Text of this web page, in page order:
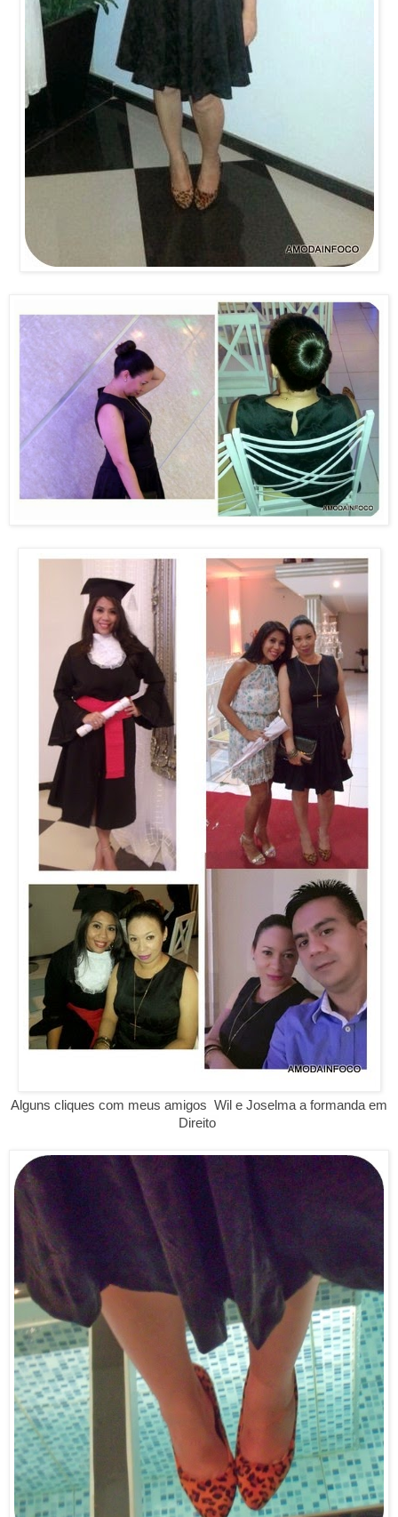
Alguns cliques com meus amigos Wil e Joselma a formanda em
Direito